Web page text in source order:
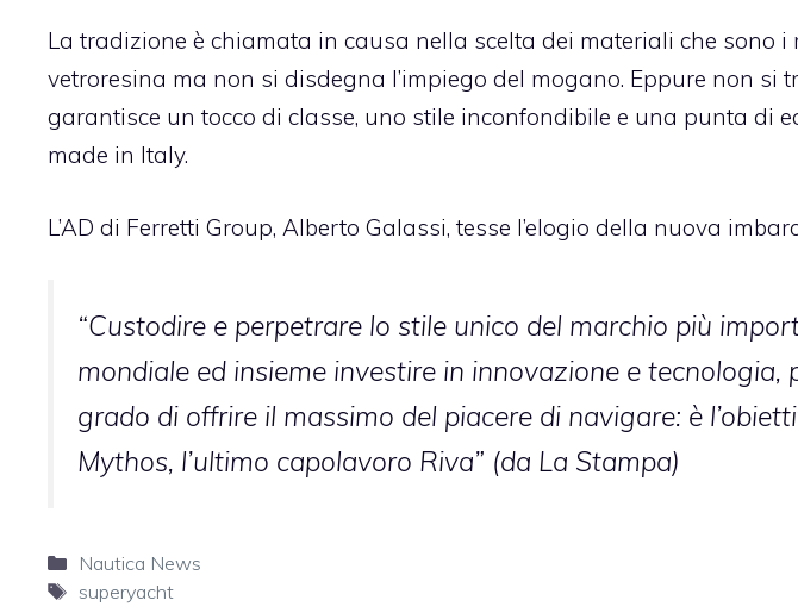
La tradizione è chiamata in causa nella scelta dei materiali che sono i
vetroresina ma non si disdegna l’impiego del mogano. Eppure non si
garantisce un tocco di classe, uno stile inconfondibile e una punta di
made in Italy.
L’AD di Ferretti Group, Alberto Galassi, tesse l’elogio della nuova
“Custodire e perpetrare lo stile unico del marchio più
mondiale ed insieme investire in innovazione e tecnologia,
grado di offrire il massimo del piacere di navigare: è
Mythos, l’ultimo capolavoro Riva” (da La Stampa)
Categorie
Nautica News
Tag
superyacht